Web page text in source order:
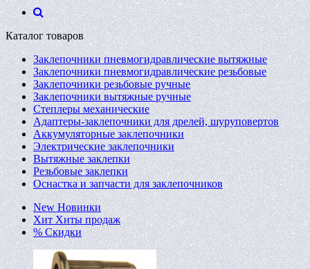
Каталог товаров
Заклепочники пневмогидравлические вытяжные
Заклепочники пневмогидравлические резьбовые
Заклепочники резьбовые ручные
Заклепочники вытяжные ручные
Степлеры механические
Адаптеры-заклепочники для дрелей, шуруповертов
Аккумуляторные заклепочники
Электрические заклепочники
Вытяжные заклепки
Резьбовые заклепки
Оснастка и запчасти для заклепочников
New Новинки
Хит Хиты продаж
% Скидки